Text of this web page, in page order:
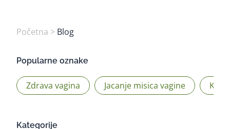
Početna > Blog
Popularne oznake
Zdrava vagina Jacanje misica vagine
Kategorije